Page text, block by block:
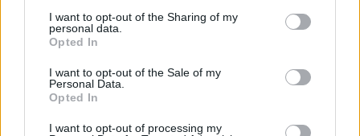
not limited to your visit or usage behaviour. You may click to
grant or deny consent to Google and its third-party tags to
use your data for below specified purposes in below Google
consent section.
I want to opt-out of the Sharing of my
personal data.
Opted In
I want to opt-out of the Sale of my
Personal Data.
Opted In
I want to opt-out of processing my